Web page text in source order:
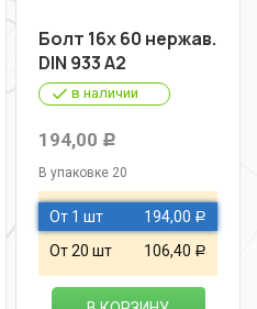
Болт 16х 60 нержав.
DIN 933 A2
в наличии
194,00 Р
В упаковке 20
От 1 шт 194,00 Р
От 20 шт 106,40 Р